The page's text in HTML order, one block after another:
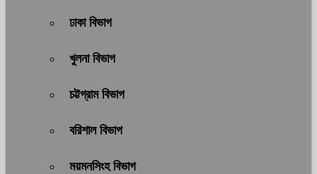
ঢাকা বিভাগ
খুলনা বিভাগ
চট্টগ্রাম বিভাগ
বরিশাল বিভাগ
ময়মনসিংহ বিভাগ